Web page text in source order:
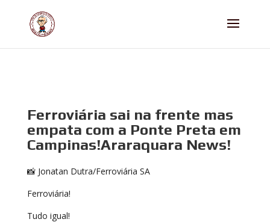
Ferroviária sai na frente mas
empata com a Ponte Preta em
Campinas!Araraquara News!
📸 Jonatan Dutra/Ferroviária SA
Ferroviária!
Tudo igual!